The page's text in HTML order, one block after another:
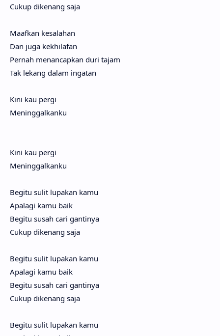
Cukup dikenang saja
Maafkan kesalahan
Dan juga kekhilafan
Pernah menancapkan duri tajam
Tak lekang dalam ingatan
Kini kau pergi
Meninggalkanku
Kini kau pergi
Meninggalkanku
Begitu sulit lupakan kamu
Apalagi kamu baik
Begitu susah cari gantinya
Cukup dikenang saja
Begitu sulit lupakan kamu
Apalagi kamu baik
Begitu susah cari gantinya
Cukup dikenang saja
Begitu sulit lupakan kamu